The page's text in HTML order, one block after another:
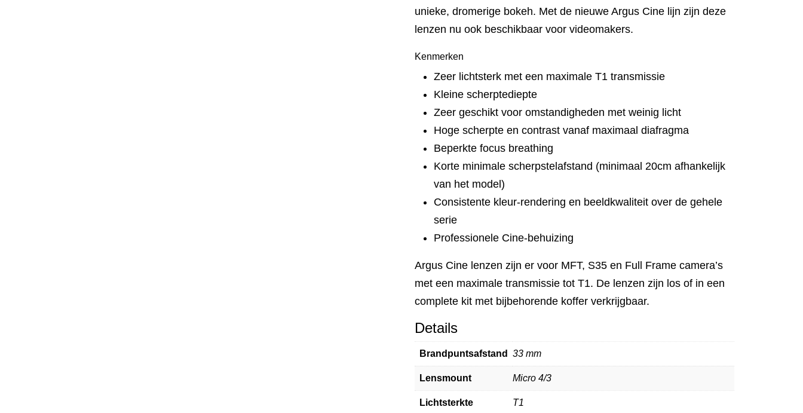
unieke, dromerige bokeh. Met de nieuwe Argus Cine lijn zijn deze
lenzen nu ook beschikbaar voor videomakers.
Kenmerken
Zeer lichtsterk met een maximale T1 transmissie
Kleine scherptediepte
Zeer geschikt voor omstandigheden met weinig licht
Hoge scherpte en contrast vanaf maximaal diafragma
Beperkte focus breathing
Korte minimale scherpstelafstand (minimaal 20cm afhankelijk
van het model)
Consistente kleur-rendering en beeldkwaliteit over de gehele
serie
Professionele Cine-behuizing
Argus Cine lenzen zijn er voor MFT, S35 en Full Frame camera’s
met een maximale transmissie tot T1. De lenzen zijn los of in een
complete kit met bijbehorende koffer verkrijgbaar.
Details
Brandpuntsafstand 33 mm
Lensmount Micro 4/3
Lichtsterkte T1